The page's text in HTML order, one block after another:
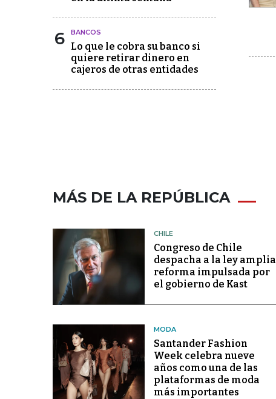
6 BANCOS
Lo que le cobra su banco si
quiere retirar dinero en
cajeros de otras entidades
MÁS DE LA REPÚBLICA
CHILE
Congreso de Chile
despacha a la ley amplia
reforma impulsada por
el gobierno de Kast
MODA
Santander Fashion
Week celebra nueve
años como una de las
plataformas de moda
más importantes